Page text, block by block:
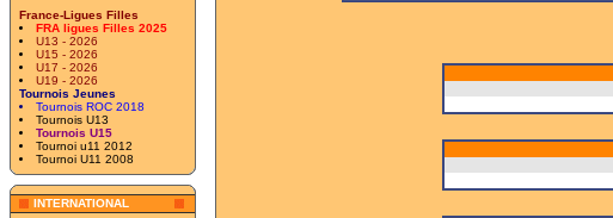
France-Ligues Filles
FRA ligues Filles 2025
U13 - 2026
U15 - 2026
U17 - 2026
U19 - 2026
Tournois Jeunes
Tournois ROC 2018
Tournois U13
Tournois U15
Tournoi u11 2012
Tournoi U11 2008
INTERNATIONAL